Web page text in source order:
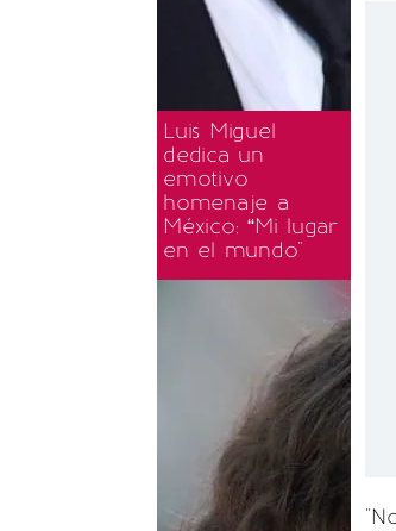
Luis Miguel
dedica un
emotivo
homenaje a
México: “Mi lugar
en el mundo"